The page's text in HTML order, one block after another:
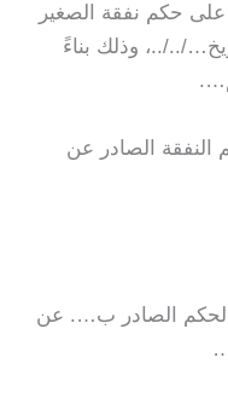
على حكم نفقة الصغير
../..، وذلك بناءً
النفقة الصادر عن
الحكم الصادر ب…. عن